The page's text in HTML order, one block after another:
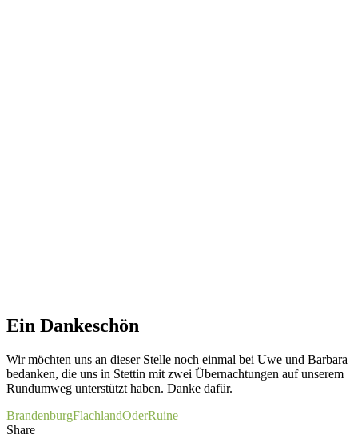
Ein Dankeschön
Wir möchten uns an dieser Stelle noch einmal bei Uwe und Barbara
bedanken, die uns in Stettin mit zwei Übernachtungen auf unserem
Rundumweg unterstützt haben. Danke dafür.
BrandenburgFlachlandOderRuine
Share